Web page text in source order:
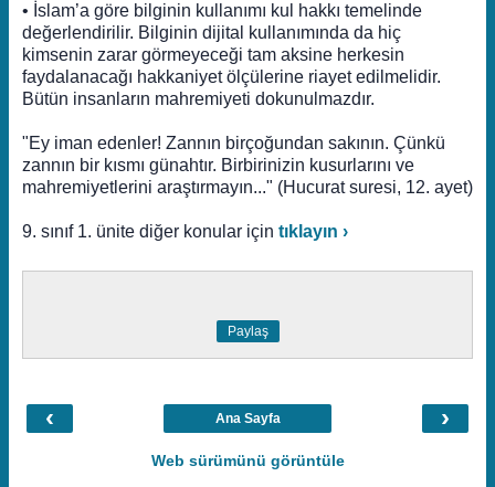
• İslam’a göre bilginin kullanımı kul hakkı temelinde
değerlendirilir. Bilginin dijital kullanımında da hiç
kimsenin zarar görmeyeceği tam aksine herkesin
faydalanacağı hakkaniyet ölçülerine riayet edilmelidir.
Bütün insanların mahremiyeti dokunulmazdır.
"Ey iman edenler! Zannın birçoğundan sakının. Çünkü
zannın bir kısmı günahtır. Birbirinizin kusurlarını ve
mahremiyetlerini araştırmayın..." (Hucurat suresi, 12. ayet)
9. sınıf 1. ünite diğer konular için tıklayın ›
Paylaş
‹ ›
Ana Sayfa
Web sürümünü görüntüle